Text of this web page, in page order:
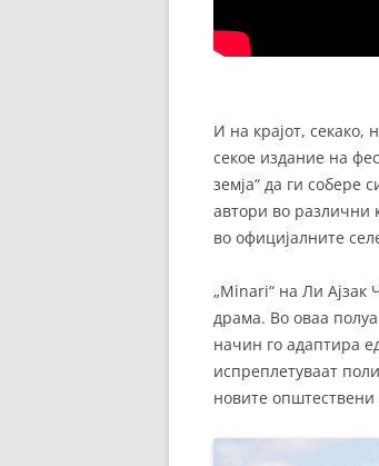
И на крајот, секако,
секое издание на
земја“ да ги собере
автори во различни
во официјалните
„Minari“ на Ли Ајзак
драма. Во оваа
начин го адаптира
испреплетуваат
новите општествени